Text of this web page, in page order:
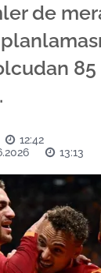
de
12:42
13:13